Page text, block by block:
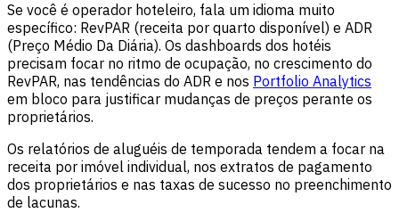
Se você é operador hoteleiro, fala um idioma muito
específico: RevPAR (receita por quarto disponível) e ADR
(Preço Médio Da Diária). Os dashboards dos hotéis
precisam focar no ritmo de ocupação, no crescimento do
RevPAR, nas tendências do ADR e nos Portfolio Analytics
em bloco para justificar mudanças de preços perante os
proprietários.
Os relatórios de aluguéis de temporada tendem a focar na
receita por imóvel individual, nos extratos de pagamento
dos proprietários e nas taxas de sucesso no preenchimento
de lacunas.